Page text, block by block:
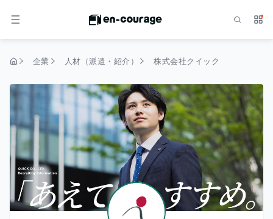
メニュー サ
企業 人材（派遣・紹介） 株式会社クイック